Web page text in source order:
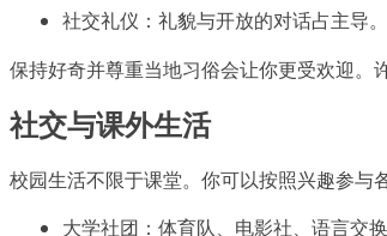
社交礼仪：礼貌与开放的对话占主导。
保持好奇并尊重当地习俗会让你更受欢迎。
社交与课外生活
校园生活不限于课堂。你可以按照兴趣参与
大学社团：体育队、电影社、语言交换